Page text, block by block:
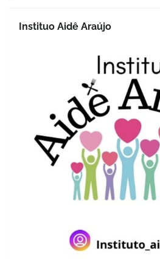
Instituo Aidê Araújo